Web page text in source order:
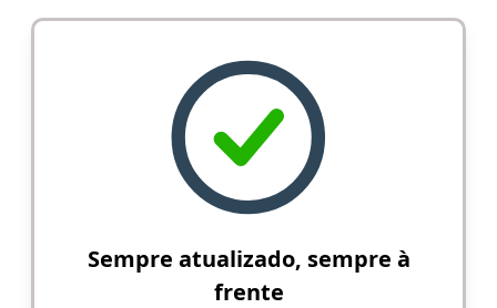
Sempre atualizado, sempre à
frente